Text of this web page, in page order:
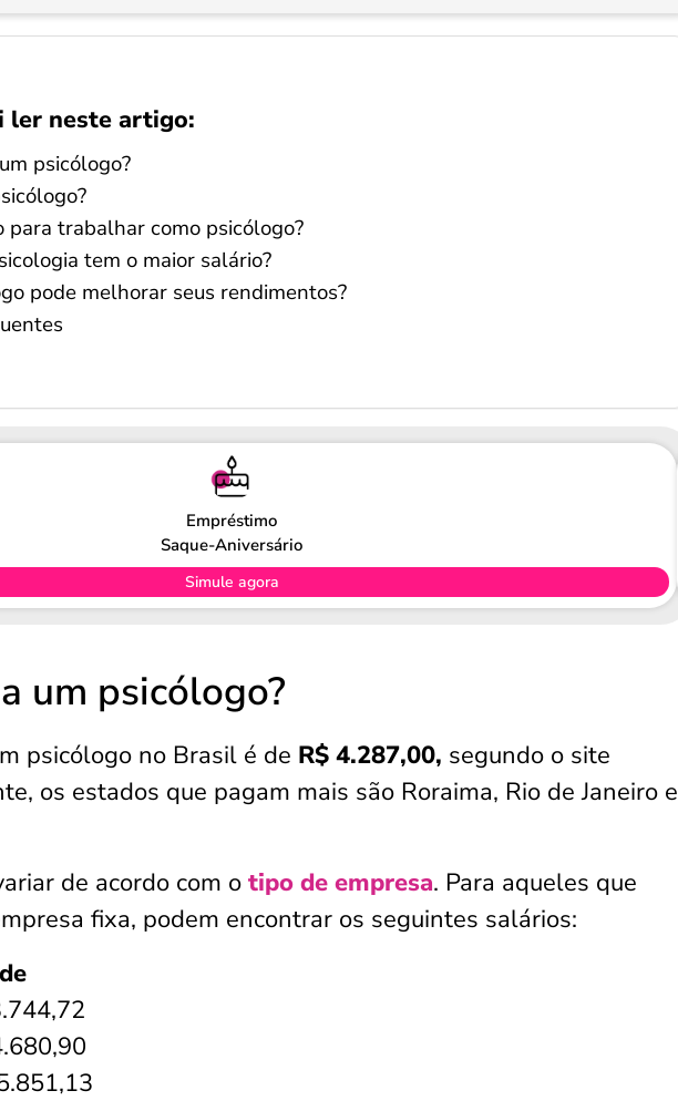
ler neste artigo:
psicólogo?
para trabalhar como psicólogo?
tem o maior salário?
pode melhorar seus rendimentos?
Empréstimo
Saque-Aniversário
Simule agora
um psicólogo?
psicólogo no Brasil é de R$ 4.287,00, segundo o site
os estados que pagam mais são Roraima, Rio de Janeiro e
de acordo com o tipo de empresa. Para aqueles que
fixa, podem encontrar os seguintes salários: